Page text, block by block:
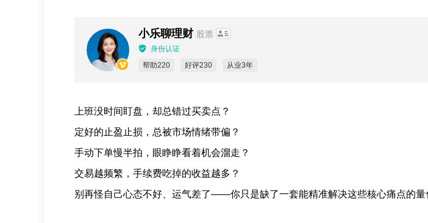
小乐聊理财 股票
身份认证
帮助220
好评230 从业3年
上班没时间盯盘，却总错过买卖点？
定好的止盈止损，总被市场情绪带偏？
手动下单慢半拍，眼睁睁看着机会溜走？
交易越频繁，手续费吃掉的收益越多？
别再怪自己心态不好、运气差了——你只是缺了一套能精准解决这些核心痛点的量